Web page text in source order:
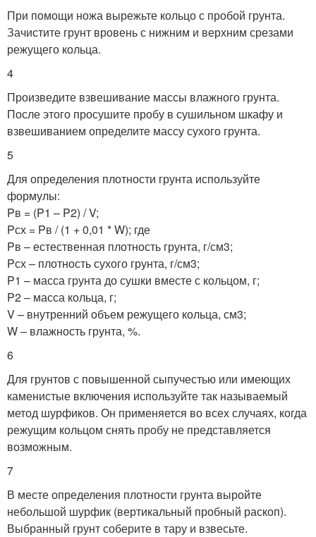
При помощи ножа вырежьте кольцо с пробой грунта.
Зачистите грунт вровень с нижним и верхним срезами
режущего кольца.
4
Произведите взвешивание массы влажного грунта.
После этого просушите пробу в сушильном шкафу и
взвешиванием определите массу сухого грунта.
5
Для определения плотности грунта используйте
формулы:
Pв = (P1 – P2) / V;
Pсх = Pв / (1 + 0,01 * W); где
Pв – естественная плотность грунта, г/см3;
Pсх – плотность сухого грунта, г/см3;
P1 – масса грунта до сушки вместе с кольцом, г;
P2 – масса кольца, г;
V – внутренний объем режущего кольца, см3;
W – влажность грунта, %.
6
Для грунтов с повышенной сыпучестью или имеющих
каменистые включения используйте так называемый
метод шурфиков. Он применяется во всех случаях, когда
режущим кольцом снять пробу не представляется
возможным.
7
В месте определения плотности грунта выройте
небольшой шурфик (вертикальный пробный раскоп).
Выбранный грунт соберите в тару и взвесьте.